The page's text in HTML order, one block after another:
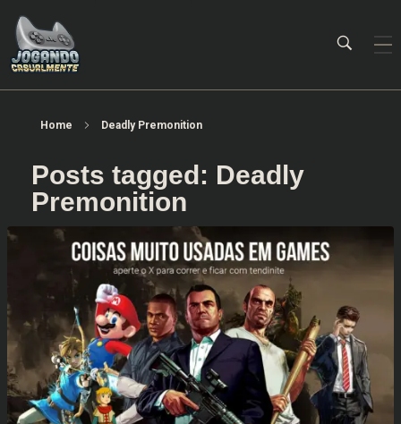
Home Deadly Premonition
Posts tagged: Deadly
Premonition